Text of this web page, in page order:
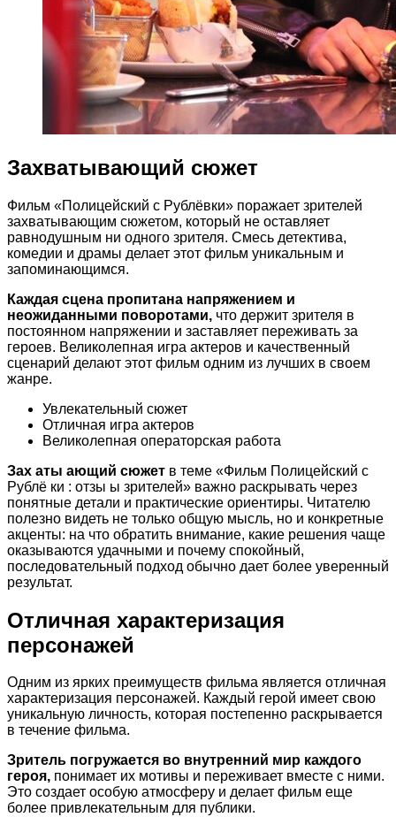
Захватывающий сюжет
Фильм «Полицейский с Рублёвки» поражает зрителей
захватывающим сюжетом, который не оставляет
равнодушным ни одного зрителя. Смесь детектива,
комедии и драмы делает этот фильм уникальным и
запоминающимся.
Каждая сцена пропитана напряжением и
неожиданными поворотами, что держит зрителя в
постоянном напряжении и заставляет переживать за
героев. Великолепная игра актеров и качественный
сценарий делают этот фильм одним из лучших в своем
жанре.
Увлекательный сюжет
Отличная игра актеров
Великолепная операторская работа
Зах аты ающий сюжет в теме «Фильм Полицейский с
Рублё ки : отзы ы зрителей» важно раскрывать через
понятные детали и практические ориентиры. Читателю
полезно видеть не только общую мысль, но и конкретные
акценты: на что обратить внимание, какие решения чаще
оказываются удачными и почему спокойный,
последовательный подход обычно дает более уверенный
результат.
Отличная характеризация
персонажей
Одним из ярких преимуществ фильма является отличная
характеризация персонажей. Каждый герой имеет свою
уникальную личность, которая постепенно раскрывается
в течение фильма.
Зритель погружается во внутренний мир каждого
героя, понимает их мотивы и переживает вместе с ними.
Это создает особую атмосферу и делает фильм еще
более привлекательным для публики.